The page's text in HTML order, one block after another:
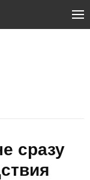
сразу